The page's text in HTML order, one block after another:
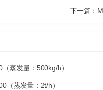
下一篇：
蒸发量：500kg/h）
（蒸发量：2t/h）